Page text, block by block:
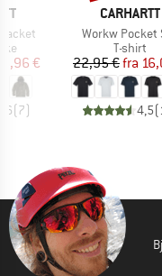
pris
€
(7)
MÆRKE
CARHARTT
Artikel
Workw Pocket
T-shirt
Pris
22,95 €fra
4,5(